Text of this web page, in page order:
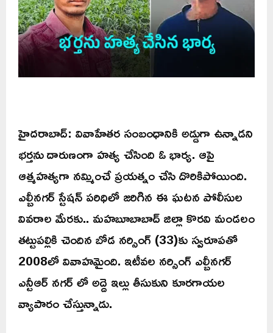
హైదరాబాద్: వివాహేతర సంబంధానికి అడ్డుగా ఉన్నాడని
భర్తను దారుణంగా హత్య చేసింది ఓ భార్య. ఆపై
ఆత్మహత్యగా నమ్మించే ప్రయత్నం చేసి దొరికిపోయింది.
ఎల్బీనగర్ స్టేషన్ పరిధిలో జరిగిన ఈ ఘటన పోలీసుల
వివరాల మేరకు.. మహబూబాబాద్ జిల్లా కొరవి మండలం
తట్టుపల్లికి చెందిన బోడ నర్సింగ్ (33)కు స్వరూపతో
2008లో వివాహమైంది. ఇటీవల నర్సింగ్ ఎల్బీనగర్
ఎన్టీఆర్ నగర్ లో అద్దె ఇల్లు తీసుకుని కూరగాయల
వ్యాపారం చేస్తున్నాడు.